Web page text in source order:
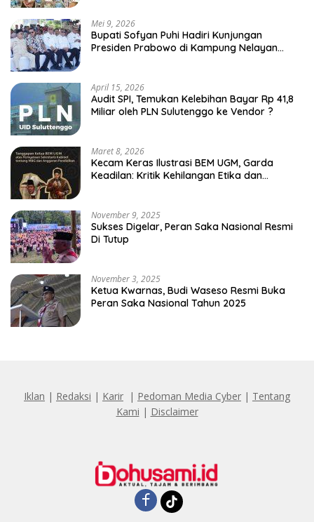
Mei 9, 2026
Bupati Sofyan Puhi Hadiri Kunjungan
Presiden Prabowo di Kampung Nelayan
April 15, 2026
Audit SPI, Temukan Kelebihan Bayar Rp 41,8
Miliar oleh PLN Sulutenggo ke Vendor ?
Maret 8, 2026
Kecam Keras Ilustrasi BEM UGM, Garda
Keadilan: Kritik Kehilangan Etika dan
November 9, 2025
Sukses Digelar, Peran Saka Nasional Resmi
Di Tutup
November 3, 2025
Ketua Kwarnas, Budi Waseso Resmi Buka
Peran Saka Nasional Tahun 2025
Iklan | Redaksi | Karir | Pedoman Media Cyber | Tentang
Kami | Disclaimer